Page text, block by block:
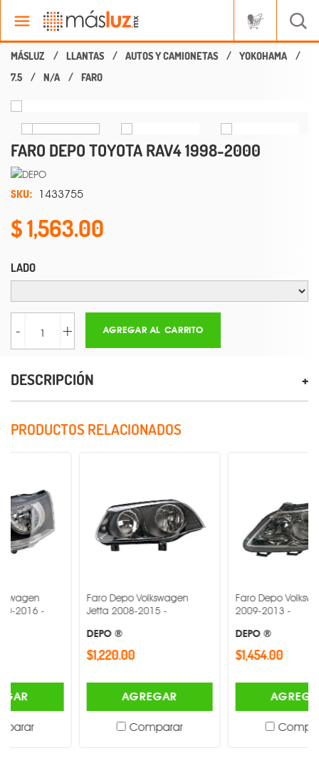
LLANTAS AUTOS Y CAMIONETAS
YOKOHAMA
7.5
N/A FARO
FARO DEPO TOYOTA RAV4 1998-2000
SKU: 1433755
1,563.00
LADO
- + AGREGAR AL CARRITO
DESCRIPCIÓN
PRODUCTOS RELACIONADOS
Faro Depo Volkswagen
Jetta 2008-2015 -
AGREGAR
Comparar
Faro Depo Volkswagen Gol
2009-2013 -
AGREGAR
Comparar